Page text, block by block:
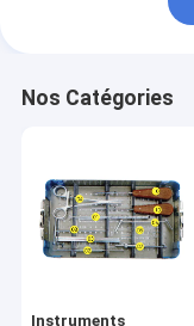
Plaques et vis
Implant
Nos Catégories
Instruments